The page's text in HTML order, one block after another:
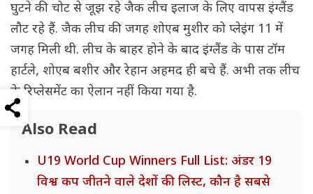
घुटने की चोट से जूझ रहे जैक लीच इलाज के लिए वापस इंग्लैंड
लौट रहे हैं. जैक लीच की जगह शोएब मुशीर को प्लेइंग 11 में
जगह मिली थी. लीच के बाहर होने के बाद इंग्लैंड के पास टॉम
हार्टले, शोएब बशीर और रेहान अहमद ही बचे हैं. अभी तक लीच
के रिप्लेसमेंट का ऐलान नहीं किया गया है.
Also Read
U19 World Cup Winners Full List: अंडर 19
विश्व कप जीतने वाले देशों की लिस्ट, कौन है सबसे